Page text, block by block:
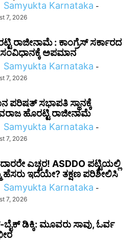
Samyukta Karnataka -
7, 2026
ರಾಜೀನಾಮೆ : ಕಾಂಗ್ರೆಸ್ ಸರ್ಕಾರದ
ಅಪಮಾನ
Samyukta Karnataka -
7, 2026
ಪರಿಷತ್ ಸಭಾಪತಿ ಸ್ಥಾನಕ್ಕೆ
ಹೊರಟ್ಟಿ ರಾಜೀನಾಮೆ
Samyukta Karnataka -
7, 2026
ಎಚ್ಚರ! ASDDO ಪಟ್ಟಿಯಲ್ಲಿ
ಹೆಸರು ಇದೆಯೇ? ತಕ್ಷಣ ಪರಿಶೀಲಿಸಿ
Samyukta Karnataka -
7, 2026
ಡಿಕ್ಕಿ: ಮೂವರು ಸಾವು, ಓರ್ವ